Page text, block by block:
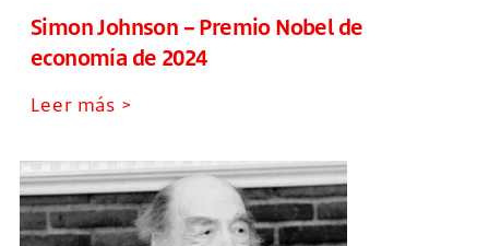
Simon Johnson – Premio Nobel de
economía de 2024
Leer más >